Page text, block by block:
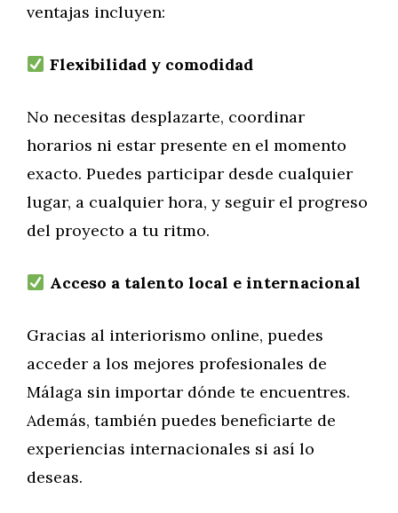
ventajas incluyen:
Flexibilidad y comodidad
No necesitas desplazarte, coordinar
horarios ni estar presente en el momento
exacto. Puedes participar desde cualquier
lugar, a cualquier hora, y seguir el progreso
del proyecto a tu ritmo.
Acceso a talento local e internacional
Gracias al interiorismo online, puedes
acceder a los mejores profesionales de
Málaga sin importar dónde te encuentres.
Además, también puedes beneficiarte de
experiencias internacionales si así lo
deseas.